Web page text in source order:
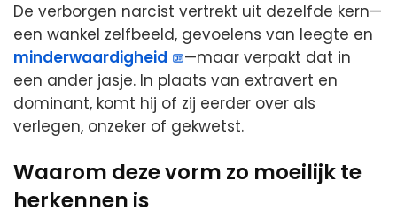
De verborgen narcist vertrekt uit dezelfde kern—
een wankel zelfbeeld, gevoelens van leegte en
minderwaardigheid
—maar verpakt dat in
een ander jasje. In plaats van extravert en
dominant, komt hij of zij eerder over als
verlegen, onzeker of gekwetst.
Waarom deze vorm zo moeilijk te
herkennen is